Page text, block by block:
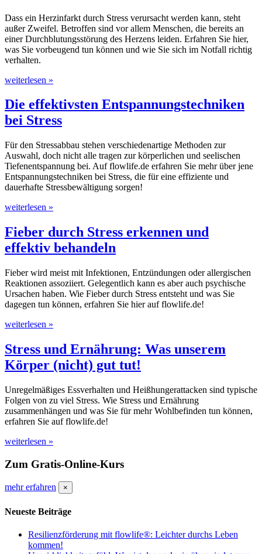
Dass ein Herzinfarkt durch Stress verursacht werden kann, steht
außer Zweifel. Betroffen sind vor allem Menschen, die bereits an
einer Durchblutungsstörung des Herzens leiden. Erfahren Sie hier,
was Sie vorbeugend tun können und wie Sie sich im Notfall richtig
verhalten.
weiterlesen »
Die effektivsten Entspannungstechniken
bei Stress
Für den Stressabbau stehen verschiedenartige Methoden zur
Auswahl, doch nicht alle tragen zur körperlichen und seelischen
Tiefenentspannung bei. Auf flowlife.de erfahren Sie mehr über jene
Entspannungstechniken bei Stress, die für eine effiziente und
dauerhafte Stressbewältigung sorgen!
weiterlesen »
Fieber durch Stress erkennen und
effektiv behandeln
Fieber wird meist mit Infektionen, Entzündungen oder allergischen
Reaktionen assoziiert. Gelegentlich kann es aber auch psychische
Ursachen haben. Wie Fieber durch Stress entsteht und was Sie
dagegen tun können, erfahren Sie hier auf flowlife.de!
weiterlesen »
Stress und Ernährung: Was unserem
Körper (nicht) gut tut!
Unregelmäßiges Essverhalten und Heißhungerattacken sind typische
Folgen von zu viel Stress. Wie Stress und Ernährung
zusammenhängen und was Sie für mehr Wohlbefinden tun können,
erfahren Sie auf flowlife.de!
weiterlesen »
Zum Gratis-Online-Kurs
mehr erfahren ×
Neueste Beiträge
Resilienzförderung mit flowlife®: Leichter durchs Leben
kommen!